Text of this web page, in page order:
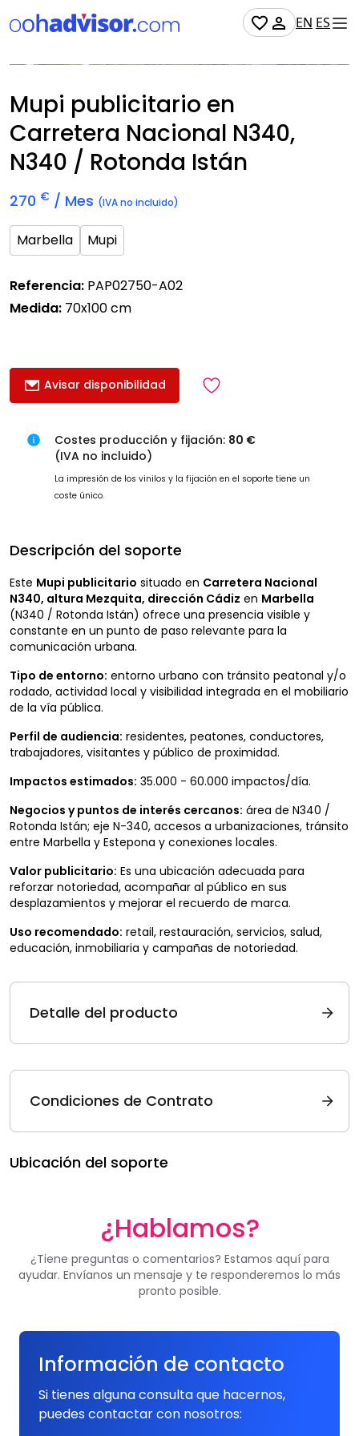
EN ES
No Disponible
Mupi publicitario en
Carretera Nacional N340,
N340 / Rotonda Istán
270 € / Mes (IVA no incluido)
Marbella Mupi
Referencia: PAP02750-A02
Medida: 70x100 cm
Avisar disponibilidad
Costes producción y fijación: 80 €
(IVA no incluido)
La impresión de los vinilos y la fijación en el soporte tiene un
coste único.
Descripción del soporte
Este Mupi publicitario situado en Carretera Nacional
N340, altura Mezquita, dirección Cádiz en Marbella
(N340 / Rotonda Istán) ofrece una presencia visible y
constante en un punto de paso relevante para la
comunicación urbana.
Tipo de entorno: entorno urbano con tránsito peatonal y/o
rodado, actividad local y visibilidad integrada en el mobiliario
de la vía pública.
Perfil de audiencia: residentes, peatones, conductores,
trabajadores, visitantes y público de proximidad.
Impactos estimados: 35.000 - 60.000 impactos/día.
Negocios y puntos de interés cercanos: área de N340 /
Rotonda Istán; eje N-340, accesos a urbanizaciones, tránsito
entre Marbella y Estepona y conexiones locales.
Valor publicitario: Es una ubicación adecuada para
reforzar notoriedad, acompañar al público en sus
desplazamientos y mejorar el recuerdo de marca.
Uso recomendado: retail, restauración, servicios, salud,
educación, inmobiliaria y campañas de notoriedad.
Detalle del producto
Condiciones de Contrato
Ubicación del soporte
¿Hablamos?
¿Tiene preguntas o comentarios? Estamos aquí para
ayudar. Envíanos un mensaje y te responderemos lo más
pronto posible.
Información de contacto
Si tienes alguna consulta que hacernos,
puedes contactar con nosotros: